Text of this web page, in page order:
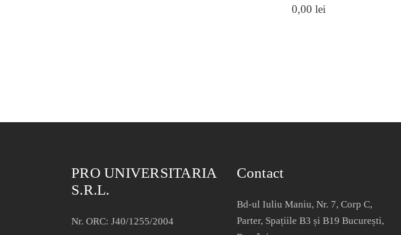
0,00 lei
PRO UNIVERSITARIA
S.R.L.
Nr. ORC: J40/1255/2004
Contact
Bd-ul Iuliu Maniu, Nr. 7, Corp C,
Parter, Spațiile B3 și B19 București,